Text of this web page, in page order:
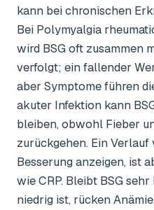
kann bei chronischen
Bei Polymyalgia
wird BSG oft zusammen
verfolgt; ein fallender
aber Symptome führen
akuter Infektion kann
bleiben, obwohl Fieber
zurückgehen. Ein
Besserung anzeigen, ist
wie CRP. Bleibt BSG
niedrig ist, rücken